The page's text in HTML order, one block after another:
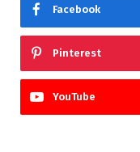
Facebook
Pinterest
YouTube